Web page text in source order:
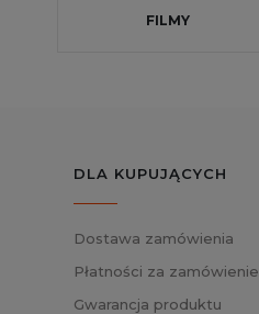
FILMY
DLA KUPUJĄCYCH
Dostawa zamówienia
Płatności za zamówienie
Gwarancja produktu